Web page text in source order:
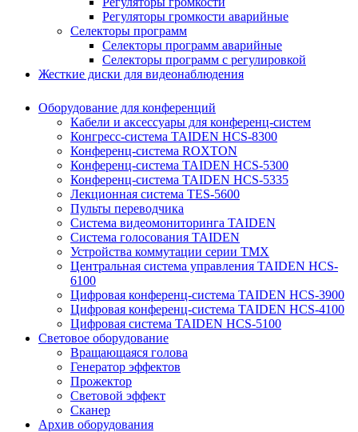
Регуляторы громкости аварийные
Селекторы программ
Селекторы программ аварийные
Селекторы программ с регулировкой
Жесткие диски для видеонаблюдения
Оборудование для конференций
Кабели и аксессуары для конференц-систем
Конгресс-система TAIDEN HCS-8300
Конференц-система ROXTON
Конференц-система TAIDEN HCS-5300
Конференц-система TAIDEN HCS-5335
Лекционная система TES-5600
Пульты переводчика
Система видеомониторинга TAIDEN
Система голосования TAIDEN
Устройства коммутации серии TMX
Центральная система управления TAIDEN HCS-
6100
Цифровая конференц-система TAIDEN HCS-3900
Цифровая конференц-система TAIDEN HCS-4100
Цифровая система TAIDEN HCS-5100
Световое оборудование
Вращающаяся голова
Генератор эффектов
Прожектор
Световой эффект
Сканер
Архив оборудования